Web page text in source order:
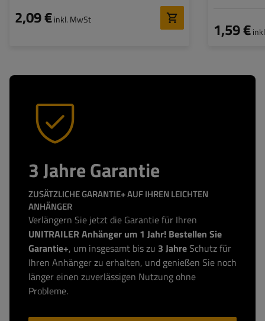
2,09 €inkl. MwSt 1,59 €
3 Jahre Garantie
ZUSÄTZLICHE GARANTIE+ AUF IHREN LEICHTEN
ANHÄNGER
Verlängern Sie jetzt die Garantie für Ihren
UNITRAILER Anhänger um 1 Jahr! Bestellen Sie
Garantie+, um insgesamt bis zu 3 Jahre Schutz für
Ihren Anhänger zu erhalten, und genießen Sie noch
länger einen zuverlässigen Nutzung ohne
Probleme.